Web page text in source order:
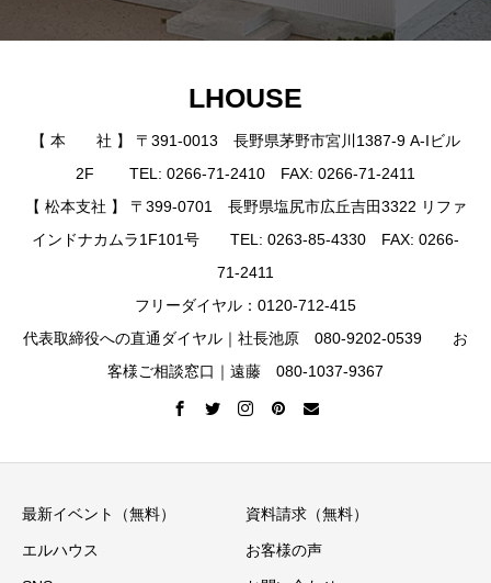
LHOUSE
【 本 社 】 〒391-0013 長野県茅野市宮川1387-9 A-Iビル
2F TEL: 0266-71-2410 FAX: 0266-71-2411
【 松本支社 】 〒399-0701 長野県塩尻市広丘吉田3322 リファ
インドナカムラ1F101号 TEL: 0263-85-4330 FAX: 0266-
71-2411
フリーダイヤル：0120-712-415
代表取締役への直通ダイヤル｜社長池原 080-9202-0539 お
客様ご相談窓口｜遠藤 080-1037-9367
最新イベント（無料） 資料請求（無料）
エルハウス お客様の声